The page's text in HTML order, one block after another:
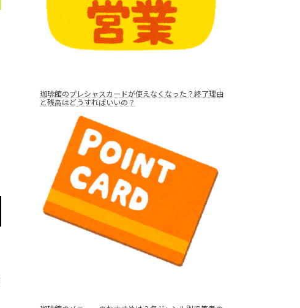
珈琲館のプレシャスカードが使えなくなった？終了理由
と残高はどうすればいいの？